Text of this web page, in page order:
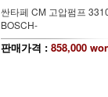
싼타페 CM 고압펌프
BOSCH-
판매가격 : 858,000